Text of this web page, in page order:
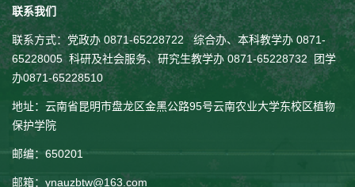
联系我们
联系方式：党政办 0871-65228722 综合办、本科教学办 0871-
65228005科研及社会服务、研究生教学办 0871-65228732 团学
办0871-65228510
地址：云南省昆明市盘龙区金黑公路95号云南农业大学东校区植物
保护学院
邮编：650201
邮箱：ynauzbtw@163.com